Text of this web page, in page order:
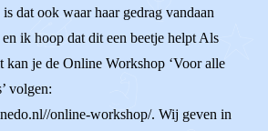
dat ook waar haar gedrag vandaan
ik hoop dat dit een beetje helpt Als
kan je de Online Workshop ‘Voor alle
volgen:
online-workshop/. Wij geven in